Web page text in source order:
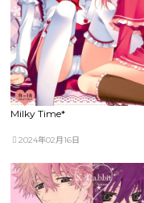
Milky Time*
2024年02月16日